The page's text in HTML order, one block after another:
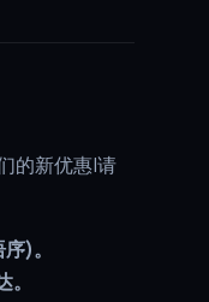
的新优惠|请
)。